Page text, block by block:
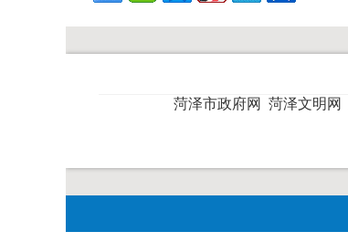
菏泽市政府网 菏泽文明网